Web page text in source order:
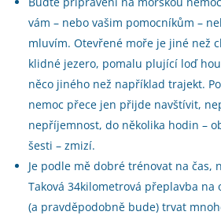
vám – nebo vašim pomocníkům –
mluvím. Otevřené moře je jiné než
klidné jezero, pomalu plující loď
něco jiného než například trajekt.
nemoc přece jen přijde navštívit,
nepříjemnost, do několika hodin –
šesti – zmizí.
Je podle mě dobré trénovat na čas,
Taková 34kilometrová přeplavba
(a pravděpodobně bude) trvat